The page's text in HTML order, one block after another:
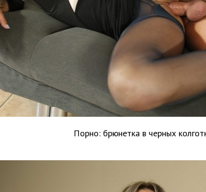
Порно: брюнетка в черных